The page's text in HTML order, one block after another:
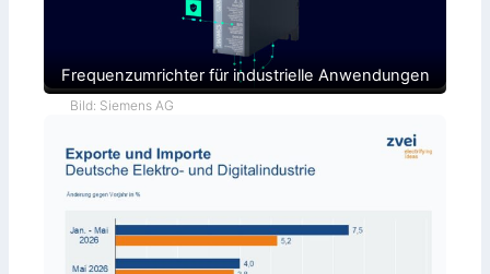
Frequenzumrichter für industrielle Anwendungen
Bild: Siemens AG